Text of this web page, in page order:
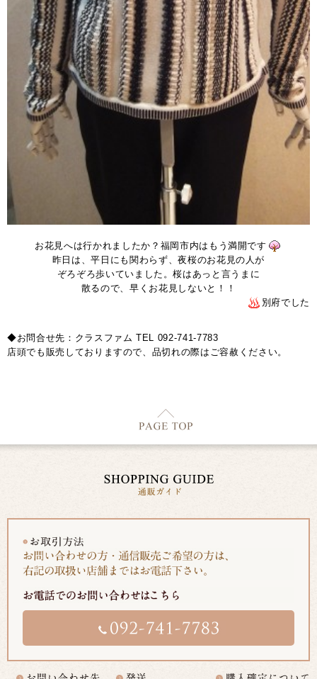
お花見へは行かれましたか？福岡市内はもう満開です
昨日は、平日にも関わらず、夜桜のお花見の人が
ぞろぞろ歩いていました。桜はあっと言うまに
散るので、早くお花見しないと！！
別府でした
◆お問合せ先：クラスファム TEL 092-741-7783
店頭でも販売しておりますので、品切れの際はご容赦ください。